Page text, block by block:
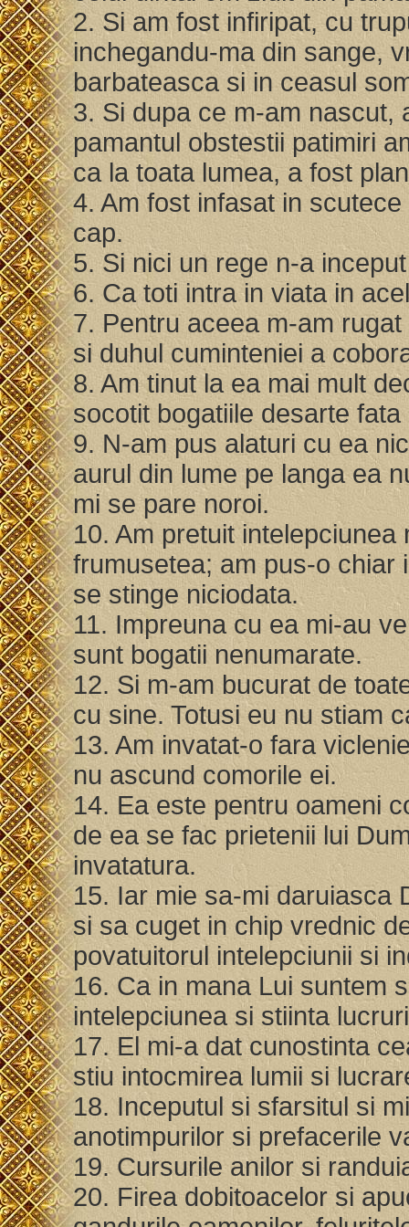
2. Si am fost infiripat, cu
inchegandu-ma din sange,
barbateasca si in ceasul
3. Si dupa ce m-am nascut,
pamantul obstestii patimiri
ca la toata lumea, a fost
4. Am fost infasat in
cap.
5. Si nici un rege n-a
6. Ca toti intra in viata in
7. Pentru aceea m-am
si duhul cuminteniei a
8. Am tinut la ea mai mult
socotit bogatiile desarte
9. N-am pus alaturi cu ea
aurul din lume pe langa ea
mi se pare noroi.
10. Am pretuit
frumusetea; am pus-o chiar
se stinge niciodata.
11. Impreuna cu ea mi-au
sunt bogatii nenumarate.
12. Si m-am bucurat de
cu sine. Totusi eu nu stiam
13. Am invatat-o fara
nu ascund comorile ei.
14. Ea este pentru oameni
de ea se fac prietenii lui
invatatura.
15. Iar mie sa-mi daruiasca
si sa cuget in chip vrednic
povatuitorul intelepciunii si
16. Ca in mana Lui suntem
intelepciunea si stiinta
17. El mi-a dat cunostinta
stiu intocmirea lumii si
18. Inceputul si sfarsitul si
anotimpurilor si prefacerile
19. Cursurile anilor si
20. Firea dobitoacelor si